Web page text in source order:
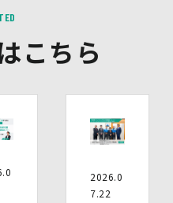
て広告を配信することが
ません。
利用目的の通知・開示・
の開示（以下「開示等」
、本人又はその代理人か
じられない場合はその理
こちら
2026.0
7.22